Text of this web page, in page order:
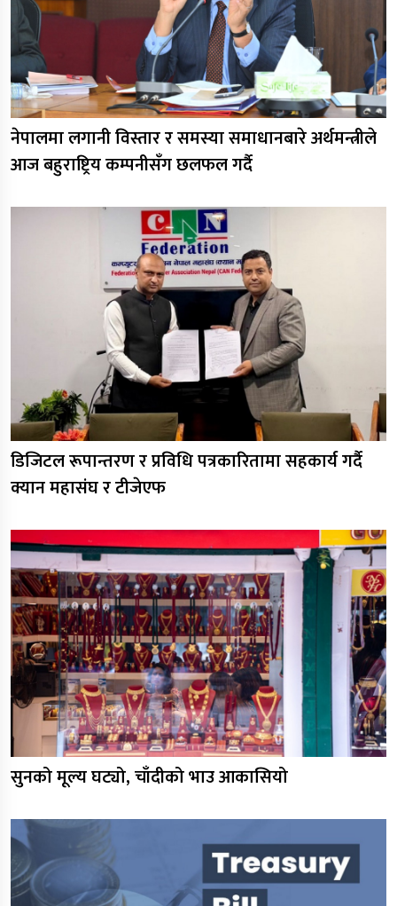
नेपालमा लगानी विस्तार र समस्या समाधानबारे अर्थमन्त्रीले
आज बहुराष्ट्रिय कम्पनीसँग छलफल गर्दै
डिजिटल रूपान्तरण र प्रविधि पत्रकारितामा सहकार्य गर्दै
क्यान महासंघ र टीजेएफ
सुनको मूल्य घट्यो, चाँदीको भाउ आकासियो